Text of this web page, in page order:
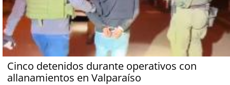
Cinco detenidos durante operativos con
allanamientos en Valparaíso